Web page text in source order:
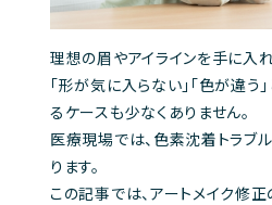
理想の眉やアイラインを手に入れ
「形が気に入らない」「色が違う
るケースも少なくありません。
医療現場では、色素沈着トラブ
ります。
この記事では、アートメイク修正